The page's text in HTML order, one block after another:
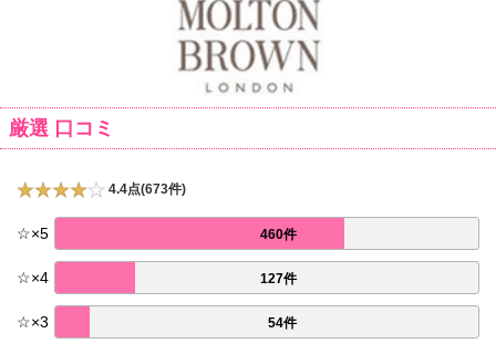
厳選 口コミ
4.4点(673件)
☆×5 460件
☆×4 127件
☆×3 54件